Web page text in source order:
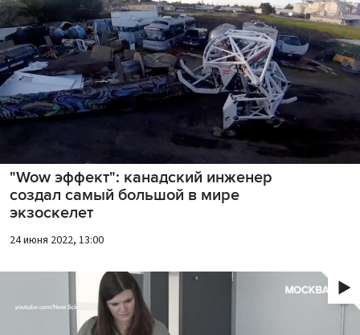
"Wow эффект": канадский инженер
создал самый большой в мире
экзоскелет
24 июня 2022, 13:00